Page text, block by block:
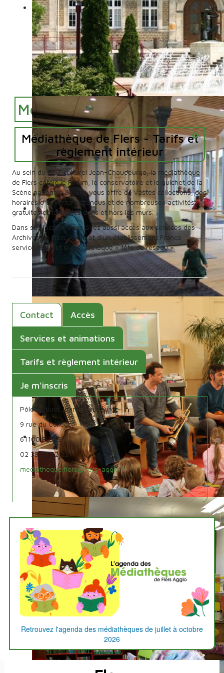
Médiathèque de Flers
Médiathèque de Flers - Tarifs et
règlement intérieur
Outils
Au sein du Pôle culturel Jean-Chaudeurge, la médiathèque
de Flers côtoie le Forum, le conservatoire et le guichet de la
Scène nationale 61. Elle vous offre de vastes collections, des
horaires d’ouverture étendus et de nombreuses activités
gratuites et familiales dans et hors les murs.
Dans ses locaux, vous avez aussi accès aux services des
Archives de Flers Agglo et d’un établissement France
service. Elle est la médiathèque « tête de réseau ».
Contact Accès
Services et animations
Tarifs et règlement intérieur
Je m'inscris
Pôle culturel Jean-Chaudeurge
9 rue du Collège
61100 FLERS
02 33 98 42 22
mediatheque.flers@flers-agglo.fr
L'agenda
des
médiathèques
Retrouvez l'agenda des médiathèques de juillet à octobre
2026